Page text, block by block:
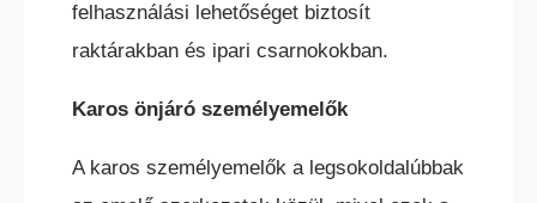
KÜLTÉRI ELEKTROMOS HOMLOKVILLÁS
felhasználási lehetőséget biztosít
raktárakban és ipari csarnokokban.
Karos önjáró személyemelők
A karos személyemelők a legsokoldalúbbak